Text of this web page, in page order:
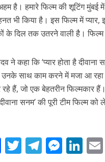
है। हमारे फिल्‍म की शूटिंग मुंबई
भी किया है। इस फिल्‍म में
के दिल तक उतरने वाली है। फिल्‍म
ने कहा कि ‘प्‍यार होता है
उनके साथ काम करने में मजा आ रहा
रहे हैं, जो एक बेहतरीन
दीवाना सनम’ की पूरी टीम फिल्‍म
F T T M Li